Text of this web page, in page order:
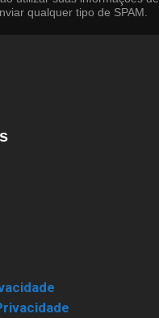
qualquer tipo de SPAM.